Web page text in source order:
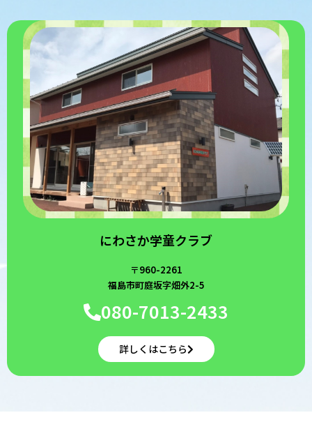
にわさか学童クラブ
〒960-2261
福島市町庭坂字畑外2-5
080-7013-2433
詳しくはこちら